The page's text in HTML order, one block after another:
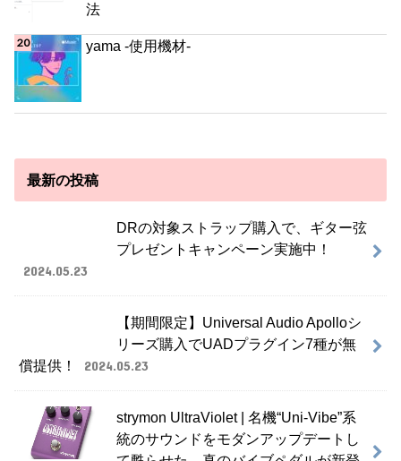
法
yama -使用機材-
最新の投稿
DRの対象ストラップ購入で、ギター弦
プレゼントキャンペーン実施中！
2024.05.23
【期間限定】Universal Audio Apolloシ
リーズ購入でUADプラグイン7種が無
償提供！
2024.05.23
strymon UltraViolet | 名機“Uni-Vibe”系
統のサウンドをモダンアップデートし